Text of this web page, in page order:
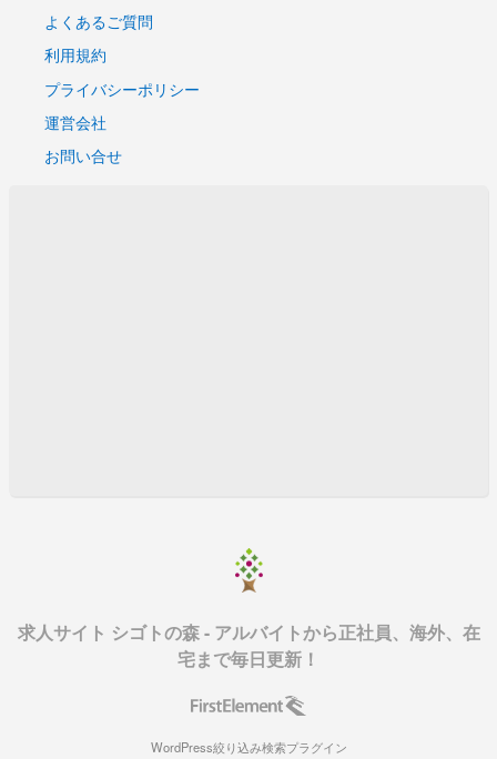
よくあるご質問
利用規約
プライバシーポリシー
運営会社
お問い合せ
求人サイト シゴトの森 - アルバイトから正社員、海外、在
宅まで毎日更新！
WordPress絞り込み検索プラグイン